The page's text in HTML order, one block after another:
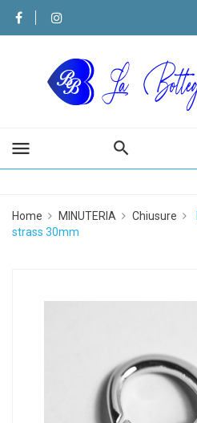
menu
Home MINUTERIA Chiusure
strass 30mm